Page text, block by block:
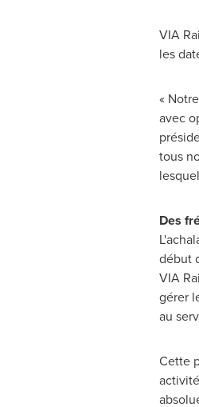
VIA
les
«
avec
tous
Des
début
VIA
gérer
au
Cette